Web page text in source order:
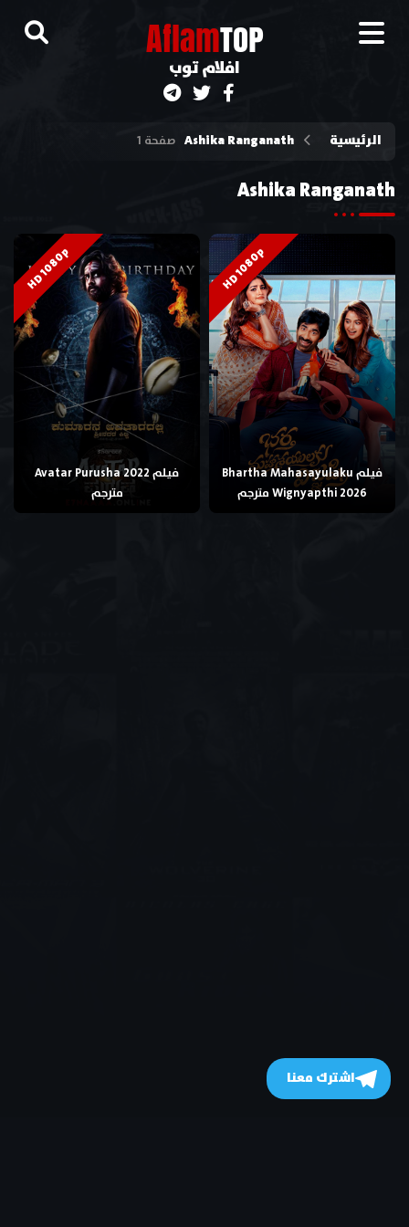
AflamTOP
افلام توب
الرئيسية Ashika Ranganath صفحة 1
Ashika Ranganath
HD 1080p
فيلم Bhartha Mahasayulaku
Wignyapthi 2026 مترجم
HD 1080p
فيلم Avatar Purusha 2022
مترجم
اشترك معنا